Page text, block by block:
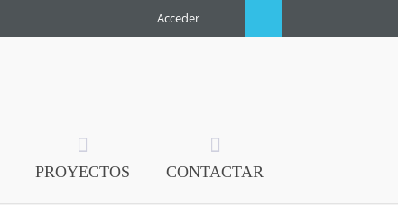
Acceder
PROYECTOS CONTACTAR